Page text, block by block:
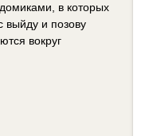
в которых
выйду и позову
вокруг